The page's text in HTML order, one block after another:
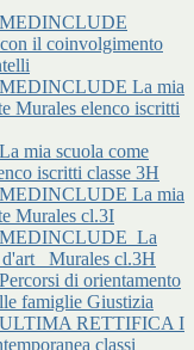
il coinvolgimento
La mia
Murales elenco iscritti
mia scuola come
iscritti classe 3H
La mia
Murales cl.3I
_Murales cl.3H
di orientamento
famiglie Giustizia
RETTIFICA I
classi